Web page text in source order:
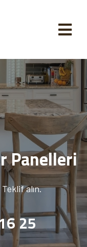
Panelleri
alın.
25